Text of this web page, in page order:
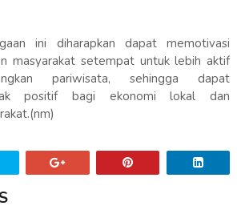
ini diharapkan dapat memotivasi
masyarakat setempat untuk lebih aktif
pariwisata, sehingga dapat
positif bagi ekonomi lokal dan